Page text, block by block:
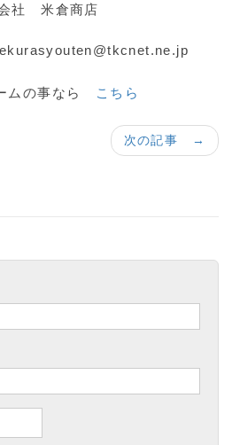
社 米倉商店
ムの事なら こちら
次の記事 →